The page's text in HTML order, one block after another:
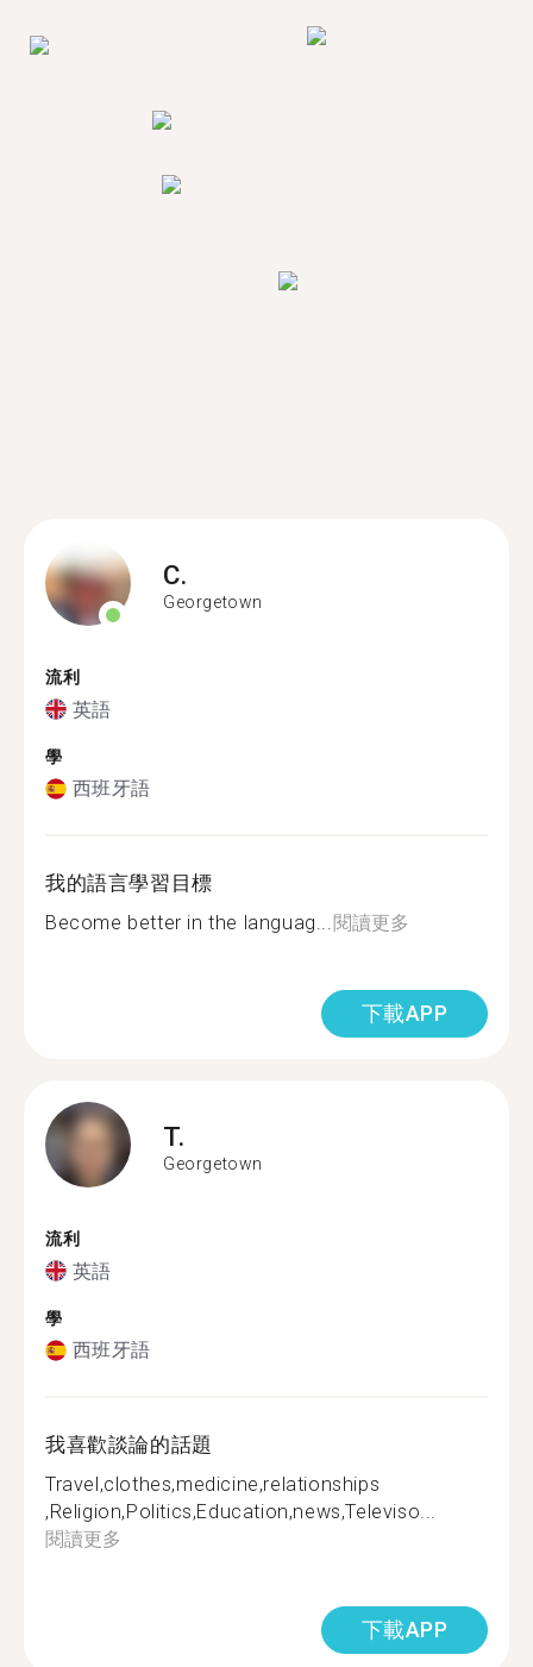
C.
Georgetown
流利
英語
學
西班牙語
我的語言學習目標
Become better in the languag...閱讀更多
下載APP
T.
Georgetown
流利
英語
學
西班牙語
我喜歡談論的話題
Travel,clothes,medicine,relationships
,Religion,Politics,Education,news,Televiso...
閱讀更多
下載APP